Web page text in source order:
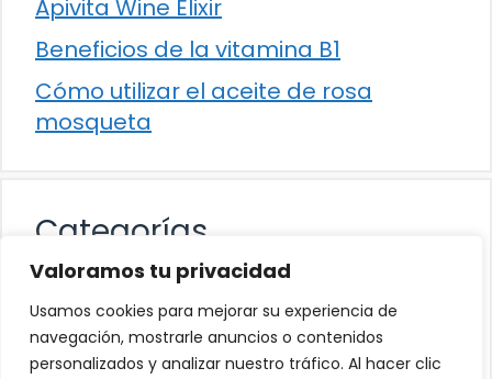
Valoramos tu privacidad
Usamos cookies para mejorar su experiencia de
navegación, mostrarle anuncios o contenidos
personalizados y analizar nuestro tráfico. Al hacer clic
Apivita Wine Elixir
Beneficios de la vitamina B1
Cómo utilizar el aceite de rosa
mosqueta
Categorías
Alimentación
Destacados
Hogar